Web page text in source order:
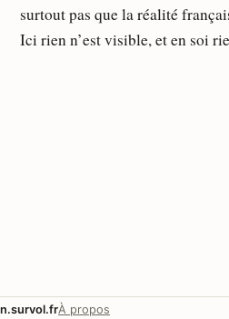
surtout pas que la réalité
Ici rien n’est visible, et en soi
n.survol.frÀ propos